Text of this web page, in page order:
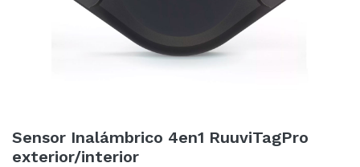
Sensor Inalámbrico 4en1 RuuviTagPro
exterior/interior